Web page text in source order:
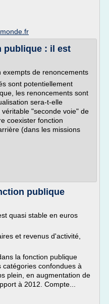
publique : il est
exempts de renoncements
sont potentiellement
les renoncements sont
sera-t-elle
"seconde voie" de
coexister fonction
(dans les missions
publique
quasi stable en euros
et revenus d'activité,
la fonction publique
confondues à
plein, en augmentation de
à 2012. Compte...